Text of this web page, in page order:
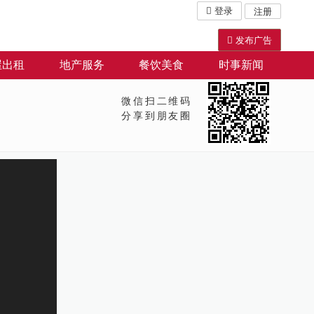
登录 注册
发布广告
租 地产服务 餐饮美食 时事新闻
微信扫二维码
分享到朋友圈